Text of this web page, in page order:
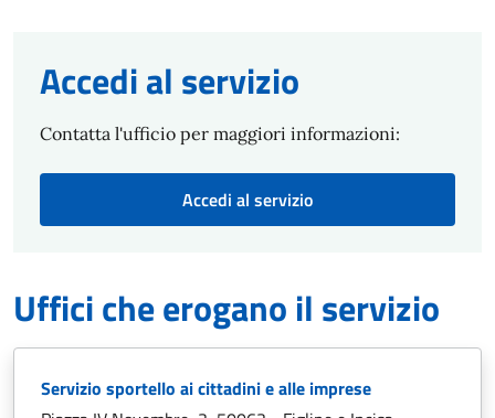
Accedi al servizio
Contatta l'ufficio per maggiori informazioni:
Accedi al servizio
Uffici che erogano il servizio
Servizio sportello ai cittadini e alle imprese